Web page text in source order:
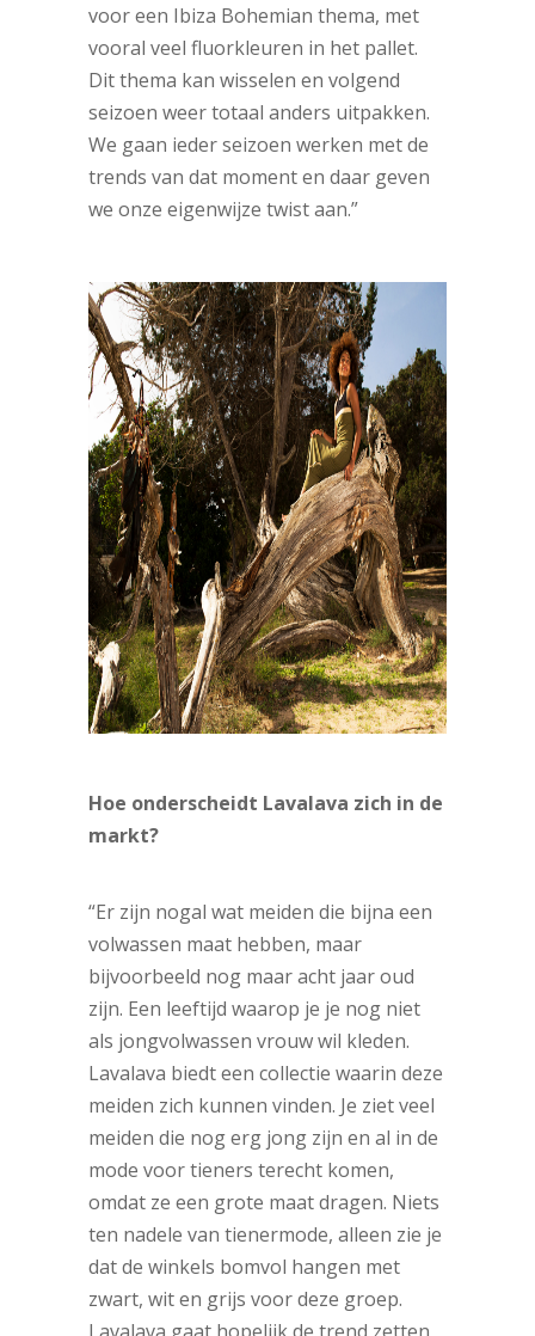
voor een Ibiza Bohemian thema, met
vooral veel fluorkleuren in het pallet.
Dit thema kan wisselen en volgend
seizoen weer totaal anders uitpakken.
We gaan ieder seizoen werken met de
trends van dat moment en daar geven
we onze eigenwijze twist aan.”
Hoe onderscheidt Lavalava zich in de
markt?
“Er zijn nogal wat meiden die bijna een
volwassen maat hebben, maar
bijvoorbeeld nog maar acht jaar oud
zijn. Een leeftijd waarop je je nog niet
als jongvolwassen vrouw wil kleden.
Lavalava biedt een collectie waarin deze
meiden zich kunnen vinden. Je ziet veel
meiden die nog erg jong zijn en al in de
mode voor tieners terecht komen,
omdat ze een grote maat dragen. Niets
ten nadele van tienermode, alleen zie je
dat de winkels bomvol hangen met
zwart, wit en grijs voor deze groep.
Lavalava gaat hopelijk de trend zetten